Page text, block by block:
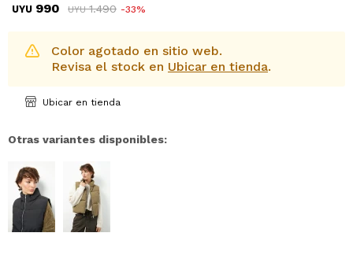
UYU 990 UYU 1.490 33
Color agotado en sitio web.
Revisa el stock en Ubicar en tienda.
Ubicar en tienda
Otras variantes disponibles: